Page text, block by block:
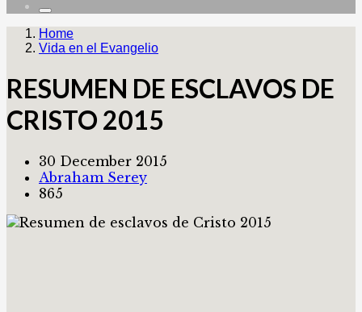
Home
Vida en el Evangelio
RESUMEN DE ESCLAVOS DE
CRISTO 2015
30 December 2015
Abraham Serey
865